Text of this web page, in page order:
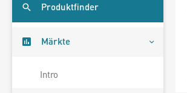
Produktfinder
Märkte
Intro